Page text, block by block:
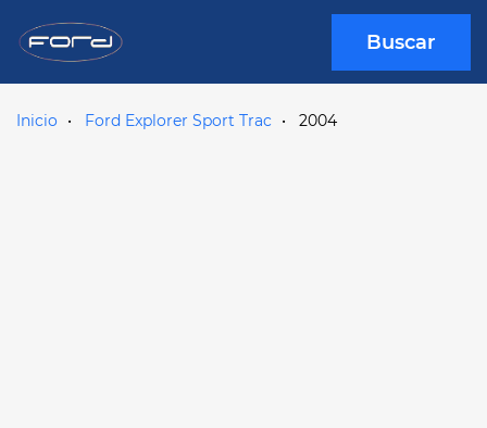
Buscar
Inicio Ford Explorer Sport Trac 2004